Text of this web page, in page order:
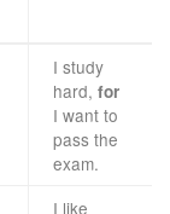
I study
hard, for
I want to
pass the
exam.
I like